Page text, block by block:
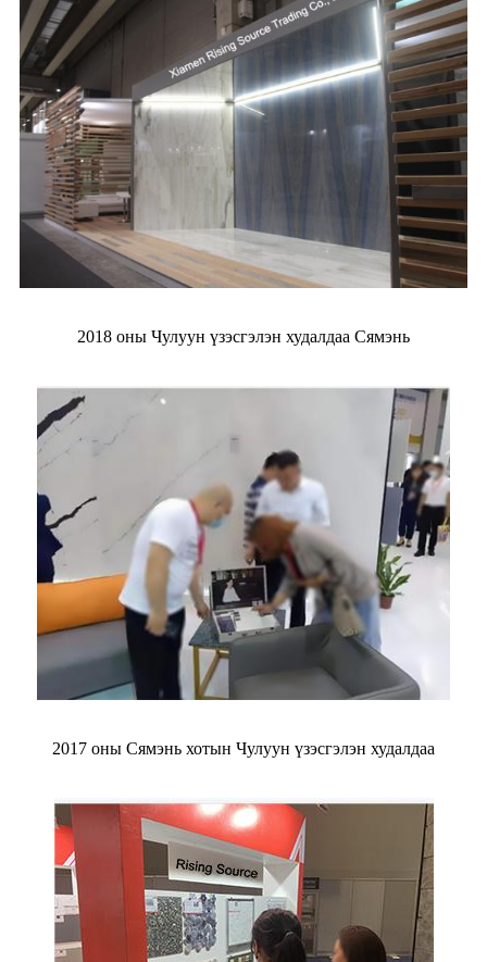
2018 оны Чулуун үзэсгэлэн худалдаа Сямэнь
2017 оны Сямэнь хотын Чулуун үзэсгэлэн худалдаа